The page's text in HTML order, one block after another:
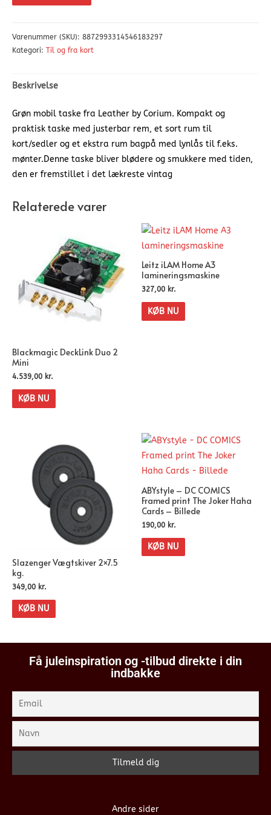
Varenummer (SKU): 8872993314546183297
Kategori: Til og fra kort
Beskrivelse
Grøn mobil taske fra Leather by Corium. Kompakt og
praktisk taske med justerbar rem, et sort rum til
kort/sedler og et ekstra rum bagpå med lynlås til f.eks.
mønter.Denne taske bliver blødere og smukkere med tiden,
den er fremstillet i det lækreste vintag
Relaterede varer
Blackmagic DeckLink Duo 2
Mini
4.539,00 kr.
KØB NU
Leitz iLAM Home A3
lamineringsmaskine
327,00 kr.
KØB NU
Slazenger Vægtskiver 2×7.5
kg.
349,00 kr.
KØB NU
ABYstyle – DC COMICS
Framed print The Joker Haha
Cards – Billede
190,00 kr.
KØB NU
Få juleinspiration og -tilbud direkte i din
indbakke
Andre sider